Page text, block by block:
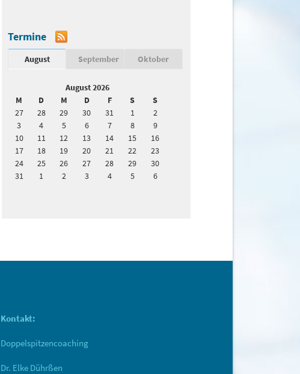
Termine
August September Oktober
August 2026
M
D M D F S
S
27
28 29 30 31 1
2
3
4 5 6 7 8
9
10
11 12 13 14 15
16
17
18 19 20 21 22
23
24
25 26 27 28 29
30
31
1 2 3 4 5 6
Kontakt:
Doppelspitzencoaching
Dr. Elke Dührßen